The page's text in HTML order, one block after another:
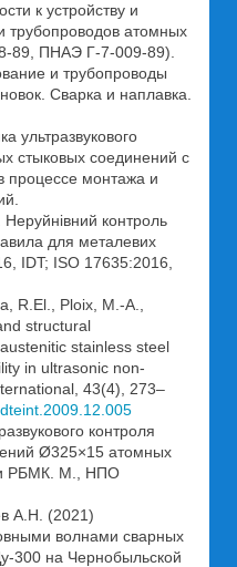
к устройству и
трубопроводов атомных
89, ПНАЭ Г-7-009-89).
и трубопроводы
Сварка и наплавка.
ультразвукового
стыковых соединений с
монтажа и
контроль
для металевих
IDT; ISO 17635:2016,
R.El., Ploix, M.-A.,
structural
stainless steel
in ultrasonic non-
43(4), 273–
контроля
Ø325×15 атомных
РБМК. М., НПО
А.Н. (2021)
волнами сварных
300 на Чернобыльской